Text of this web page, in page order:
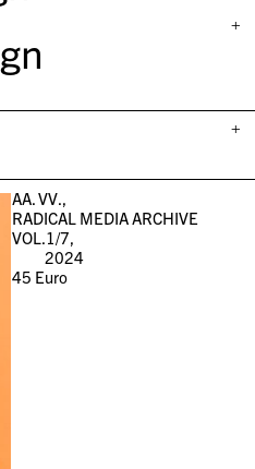
+
+
AA. VV.,
RADICAL MEDIA ARCHIVE
VOL.1/7,
2024
45 Euro